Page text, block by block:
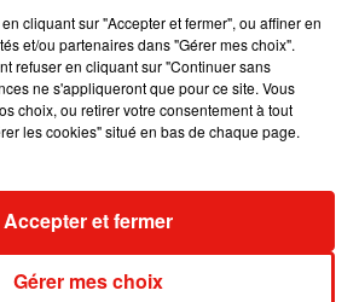
a déjàplus de 924 000 J’aime
Santiago et sa jolie maman ?
Julien Lieb s’essaye à la vie de chatelain
cliquant sur "Accepter et fermer", ou affiner en
et/ou partenaires dans "Gérer mes choix".
refuser en cliquant sur "Continuer sans
ne s'appliqueront que pour ce site. Vous
choix, ou retirer votre consentement à tout
les cookies" situé en bas de chaque page.
Gérer mes choix
Accepter et fermer